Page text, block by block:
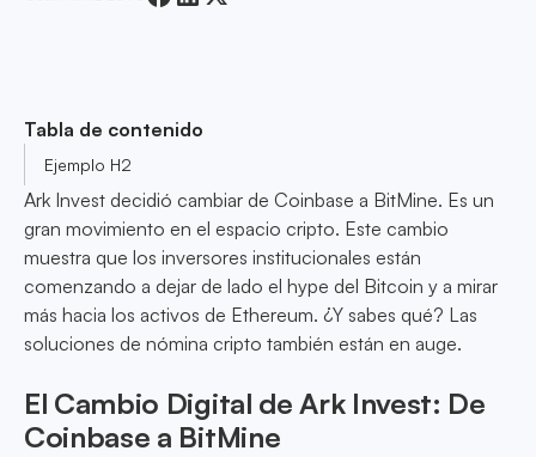
Tabla de contenido
Ejemplo H2
Ark Invest decidió cambiar de Coinbase a BitMine. Es un
gran movimiento en el espacio cripto. Este cambio
muestra que los inversores institucionales están
comenzando a dejar de lado el hype del Bitcoin y a mirar
más hacia los activos de Ethereum. ¿Y sabes qué? Las
soluciones de nómina cripto también están en auge.
El Cambio Digital de Ark Invest: De
Coinbase a BitMine